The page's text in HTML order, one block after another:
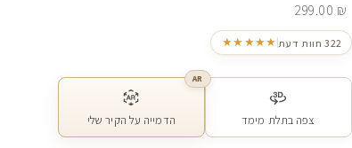
299.00 ₪
★★★★★ 322 חוות דעת
צפה בתלת מימד
AR
הדמייה על הקיר שלי